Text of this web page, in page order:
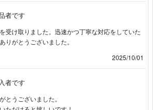
者です
受け取りました。迅速かつ丁寧な対応をしていた
りがとうございました。
2025/10/01
者です
とうございました。